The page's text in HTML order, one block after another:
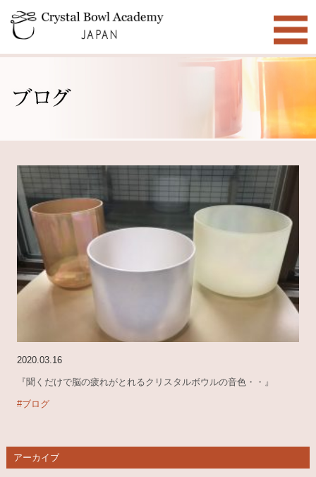
2020.03.16
『聞くだけで脳の疲れがとれるクリスタルボウルの音色・・』
#ブログ
アーカイブ